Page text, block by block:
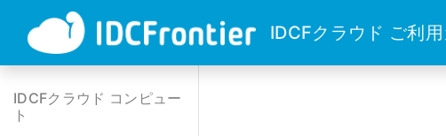
IDCFクラウド ご利
IDCFクラウド コンピュー
ト